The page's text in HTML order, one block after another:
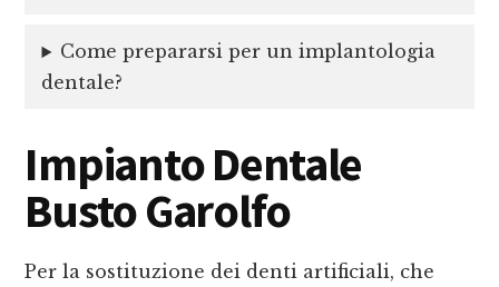
Come prepararsi per un implantologia
dentale?
Impianto Dentale
Busto Garolfo
Per la sostituzione dei denti artificiali, che